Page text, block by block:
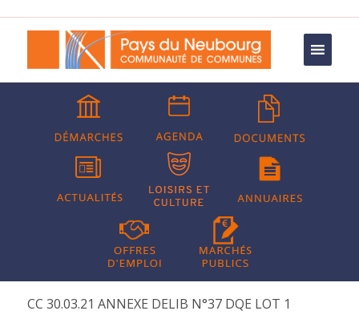
CC 30.03.21 ANNEXE DELIB N°37 DQE LOT 1